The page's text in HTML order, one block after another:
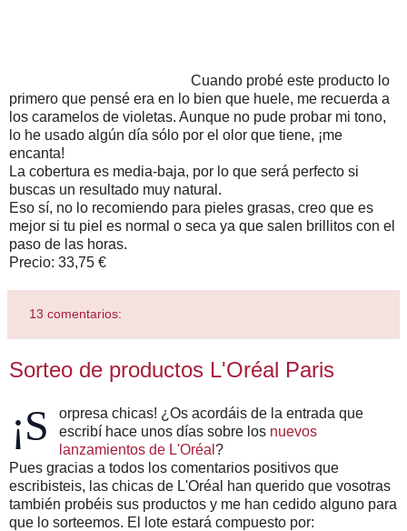
Cuando probé este producto lo
primero que pensé era en lo bien que huele, me recuerda a
los caramelos de violetas. Aunque no pude probar mi tono,
lo he usado algún día sólo por el olor que tiene, ¡me
encanta!
La cobertura es media-baja, por lo que será perfecto si
buscas un resultado muy natural.
Eso sí, no lo recomiendo para pieles grasas, creo que es
mejor si tu piel es normal o seca ya que salen brillitos con el
paso de las horas.
Precio: 33,75 €
13 comentarios:
Sorteo de productos L'Oréal Paris
¡S
orpresa chicas! ¿Os acordáis de la entrada que
escribí hace unos días sobre los nuevos
lanzamientos de L'Oréal ?
Pues gracias a todos los comentarios positivos que
escribisteis, las chicas de L'Oréal han querido que vosotras
también probéis sus productos y me han cedido alguno para
que lo sorteemos. El lote estará compuesto por: